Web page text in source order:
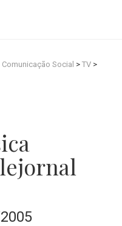
Comunicação Social > TV >